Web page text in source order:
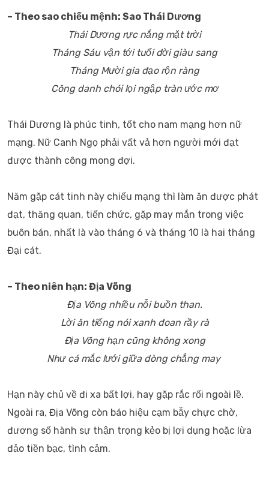
– Theo sao chiếu mệnh: Sao Thái Dương
Thái Dương rực nắng mặt trời
Tháng Sáu vận tới tuổi đời giàu sang
Tháng Mười gia đạo rộn ràng
Công danh chói lọi ngập tràn ước mơ
Thái Dương là phúc tinh, tốt cho nam mạng hơn nữ
mạng. Nữ Canh Ngọ phải vất vả hơn người mới đạt
được thành công mong đợi.
Năm gặp cát tinh này chiếu mạng thì làm ăn được phát
đạt, thăng quan, tiến chức, gặp may mắn trong việc
buôn bán, nhất là vào tháng 6 và tháng 10 là hai tháng
Đại cát.
– Theo niên hạn: Địa Võng
Địa Võng nhiều nỗi buồn than.
Lời ăn tiếng nói xanh đoan rầy rà
Ðịa Võng hạn cũng không xong
Như cá mắc lưới giữa dòng chẳng may
Hạn này chủ về đi xa bất lợi, hay gặp rắc rối ngoài lề.
Ngoài ra, Địa Võng còn báo hiệu cạm bẫy chực chờ,
đương số hành sự thận trọng kẻo bị lợi dụng hoặc lừa
đảo tiền bạc, tình cảm.